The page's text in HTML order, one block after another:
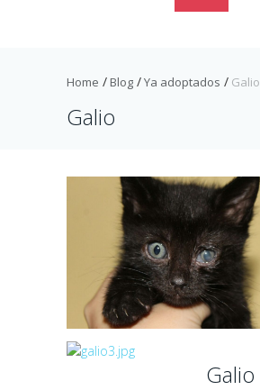
Home Blog Ya adoptados Galio
Galio
Galio